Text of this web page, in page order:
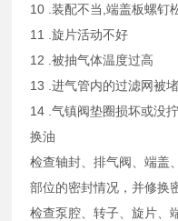
10 .装配不当,端盖板螺钉
11 .旋片活动不好
12 .被抽气体温度过高
13 .进气管内的过滤网被堵
14 .气镇阀垫圈损坏或没
换油
检查轴封、排气阀、端盖
部位的密封情况，并修换
检查泵腔、转子、旋片、